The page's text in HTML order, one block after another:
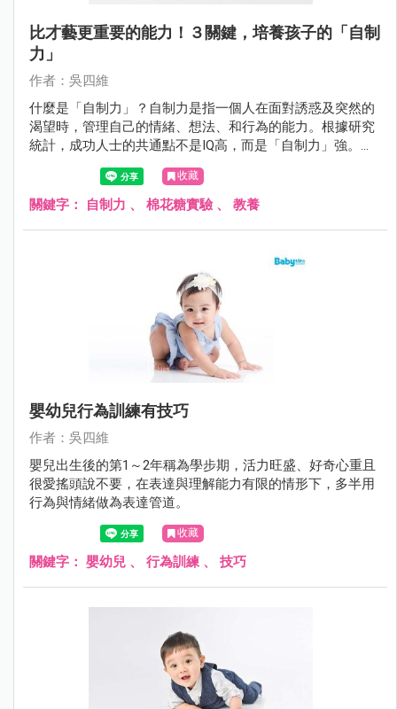
比才藝更重要的能力！３關鍵，培養孩子的「自制
力」
作者：吳四維
什麼是「自制力」？自制力是指一個人在面對誘惑及突然的
渴望時，管理自己的情緒、想法、和行為的能力。根據研究
統計，成功人士的共通點不是IQ高，而是「自制力」強。如
何從小培養？
收藏
關鍵字： 自制力 、 棉花糖實驗、 教養
嬰幼兒行為訓練有技巧
作者：吳四維
嬰兒出生後的第1～2年稱為學步期，活力旺盛、好奇心重且
很愛搖頭說不要，在表達與理解能力有限的情形下，多半用
行為與情緒做為表達管道。
收藏
關鍵字： 嬰幼兒 、 行為訓練 、 技巧